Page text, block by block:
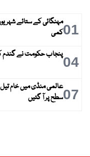
01مہنگائی کے ستائے
کمی
04پنجاب حکومت نے گندم
07عالمی منڈی میں خام
سطح پر آ گئیں